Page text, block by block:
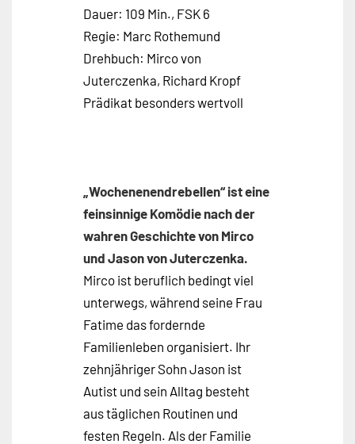
Dauer: 109 Min., FSK 6
Regie: Marc Rothemund
Drehbuch: Mirco von
Juterczenka, Richard Kropf
Prädikat besonders wertvoll
„Wochenenendrebellen“ ist eine
feinsinnige Komödie nach der
wahren Geschichte von Mirco
und Jason von Juterczenka.
Mirco ist beruflich bedingt viel
unterwegs, während seine Frau
Fatime das fordernde
Familienleben organisiert. Ihr
zehnjähriger Sohn Jason ist
Autist und sein Alltag besteht
aus täglichen Routinen und
festen Regeln. Als der Familie